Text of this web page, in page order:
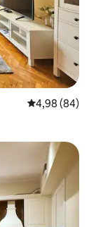
4,98 de uma
4,98 (84)